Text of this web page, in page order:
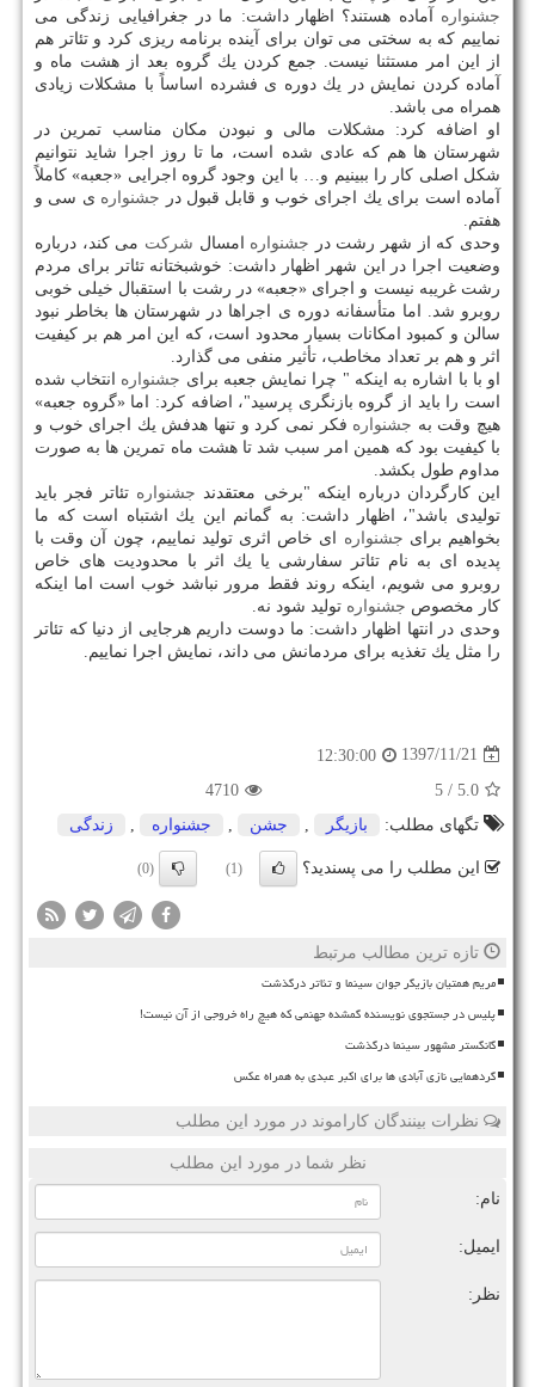
جشنواره آماده هستند؟ اظهار داشت: ما در جغرافیایی زندگی می
نماییم كه به سختی می توان برای آینده برنامه ریزی كرد و تئاتر هم
از این امر مستثنا نیست. جمع كردن یك گروه بعد از هشت ماه و
آماده كردن نمایش در یك دوره ی فشرده اساساً با مشكلات زیادی
همراه می باشد.
او اضافه كرد: مشكلات مالی و نبودن مكان مناسب تمرین در
شهرستان ها هم كه عادی شده است، ما تا روز اجرا شاید نتوانیم
شكل اصلی كار را ببینیم و… با این وجود گروه اجرایی «جعبه» كاملاً
آماده است برای یك اجرای خوب و قابل قبول در جشنواره ی سی و
هفتم.
وحدی كه از شهر رشت در جشنواره امسال شركت می كند، درباره
وضعیت اجرا در این شهر اظهار داشت: خوشبختانه تئاتر برای مردم
رشت غریبه نیست و اجرای «جعبه» در رشت با استقبال خیلی خوبی
روبرو شد. اما متأسفانه دوره ی اجراها در شهرستان ها بخاطر نبود
سالن و كمبود امكانات بسیار محدود است، كه این امر هم بر كیفیت
اثر و هم بر تعداد مخاطب، تأثیر منفی می گذارد.
او با با اشاره به اینكه " چرا نمایش جعبه برای جشنواره انتخاب شده
است را باید از گروه بازنگری پرسید"، اضافه كرد: اما «گروه جعبه»
هیچ وقت به جشنواره فكر نمی كرد و تنها هدفش یك اجرای خوب و
با كیفیت بود كه همین امر سبب شد تا هشت ماه تمرین ها به صورت
مداوم طول بكشد.
این كارگردان درباره اینكه "برخی معتقدند جشنواره تئاتر فجر باید
تولیدی باشد"، اظهار داشت: به گمانم این یك اشتباه است كه ما
بخواهیم برای جشنواره ای خاص اثری تولید نماییم، چون آن وقت با
پدیده ای به نام تئاتر سفارشی یا یك اثر با محدودیت های خاص
روبرو می شویم، اینكه روند فقط مرور نباشد خوب است اما اینكه
كار مخصوص جشنواره تولید شود نه.
وحدی در انتها اظهار داشت: ما دوست داریم هرجایی از دنیا كه تئاتر
را مثل یك تغذیه برای مردمانش می داند، نمایش اجرا نماییم.
1397/11/21
12:30:00
5.0
/ 5
4710
تگهای مطلب:
بازیگر جشن جشنواره زندگی
این مطلب را می پسندید؟ (1)
(0)
تازه ترین مطالب مرتبط
مریم همتیان بازیگر جوان سینما و تئاتر درگذشت
پلیس در جستجوی نویسنده گمشده جهنمی که هیچ راه خروجی از آن نیست!
گانگستر مشهور سینما درگذشت
گردهمایی نازی آبادی ها برای اکبر عبدی به همراه عکس
نظرات بینندگان کاراموند در مورد این مطلب
نظر شما در مورد این مطلب
نام:
ایمیل:
نظر: